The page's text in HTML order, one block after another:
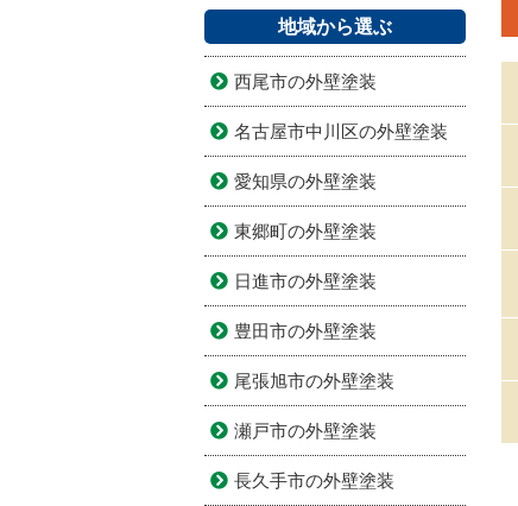
地域から選ぶ
西尾市の外壁塗装
名古屋市中川区の外壁塗装
愛知県の外壁塗装
東郷町の外壁塗装
日進市の外壁塗装
豊田市の外壁塗装
尾張旭市の外壁塗装
瀬戸市の外壁塗装
長久手市の外壁塗装